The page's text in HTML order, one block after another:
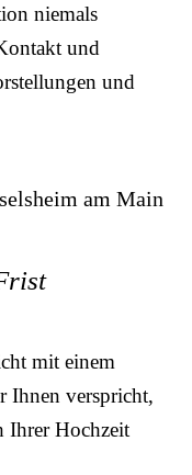
niemals
und
und
mit einem
Ihnen verspricht,
Ihrer Hochzeit